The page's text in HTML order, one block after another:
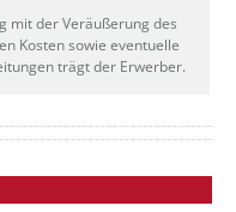
mit der Veräußerung des
Kosten sowie eventuelle
trägt der Erwerber.